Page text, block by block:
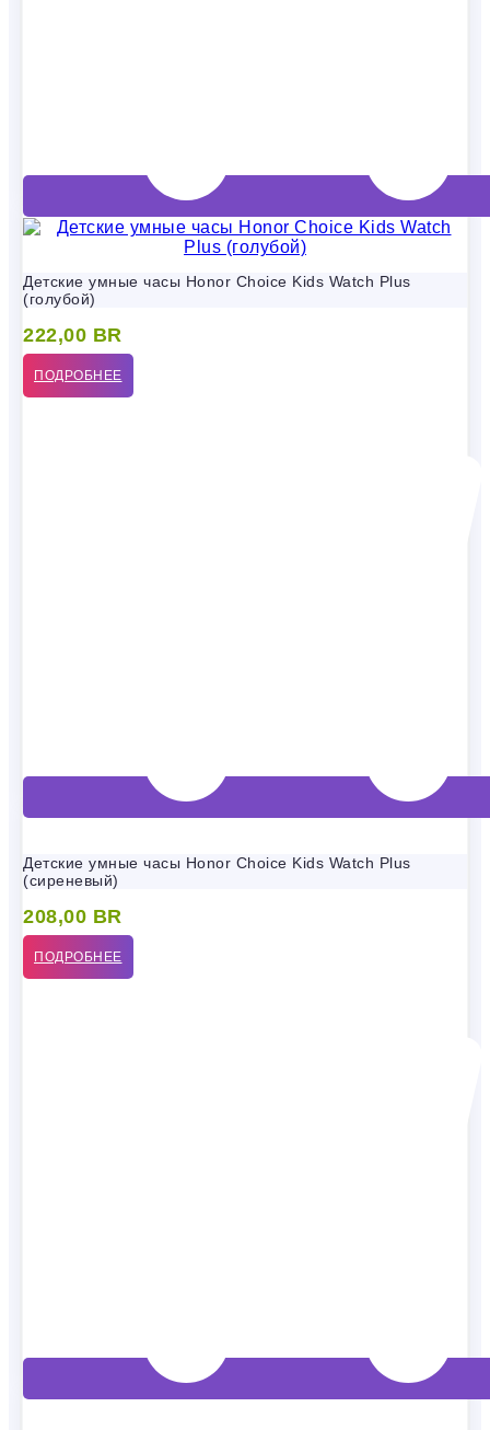
Детские умные часы Honor Choice Kids Watch Plus
(голубой)
222,00 BR
ПОДРОБНЕЕ
Детские умные часы Honor Choice Kids Watch Plus
(сиреневый)
208,00 BR
ПОДРОБНЕЕ